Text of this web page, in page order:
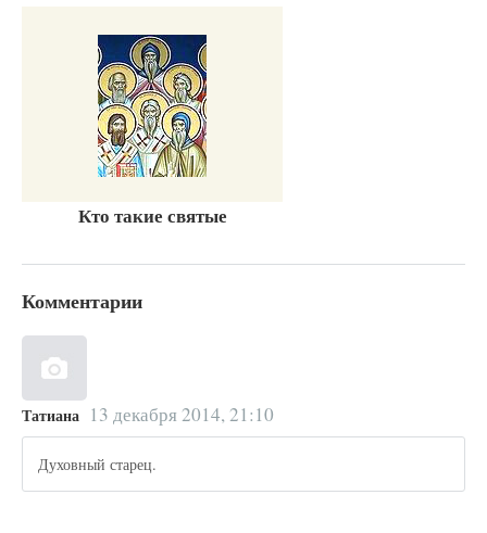
Кто такие святые
Комментарии
Татиана 13 декабря 2014, 21:10
Духовный старец.